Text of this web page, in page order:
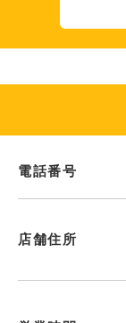
電話番号
店舗住所